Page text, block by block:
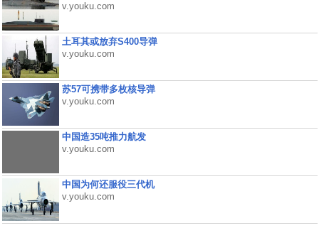
v.youku.com
土耳其或放弃S400导弹
v.youku.com
苏57可携带多枚核导弹
v.youku.com
中国造35吨推力航发
v.youku.com
中国为何还服役三代机
v.youku.com